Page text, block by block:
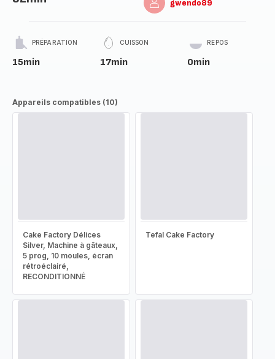
gwendo89
PRÉPARATION
15min
CUISSON
17min
REPOS
0min
Appareils compatibles (10)
Cake Factory Délices
Silver, Machine à gâteaux,
5 prog, 10 moules, écran
rétroéclairé,
RECONDITIONNÉ
Tefal Cake Factory